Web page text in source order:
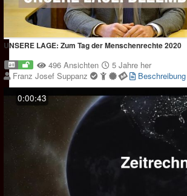
UNSERE LAGE: Zum Tag der Menschenrechte 2020
496 Ansichten
5 Jahre her
Franz Josef Suppanz
Beschreibung
0:00:43